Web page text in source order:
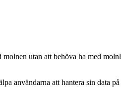
utan att behöva ha med
användarna att hantera sin data